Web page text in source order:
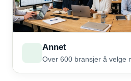
Annet
Over 600 bransjer å velge